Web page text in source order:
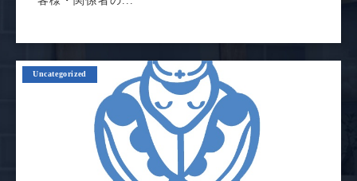
Uncategorized